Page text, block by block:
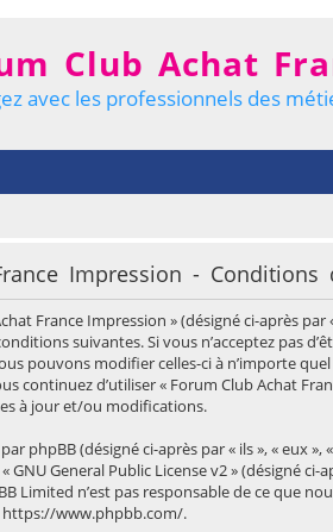
Club Achat
avec les professionnels des
Impression - Conditions
France Impression » (désigné ci-après
suivantes. Si vous n’acceptez pas
pouvons modifier celles-ci à n’importe
continuez d’utiliser « Forum Club Achat
à jour et/ou modifications.
phpBB (désigné ci-après par « ils », « eux
GNU General Public License v2» (désigné ci-
Limited n’est pas responsable de ce que
https://www.phpbb.com/.